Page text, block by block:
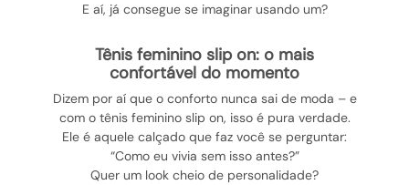
E aí, já consegue se imaginar usando um?
tênis feminino slip on: o mais
confortável do momento
Dizem por aí que o conforto nunca sai de moda – e
com o tênis feminino slip on, isso é pura verdade.
Ele é aquele calçado que faz você se perguntar:
“Como eu vivia sem isso antes?”
Quer um look cheio de personalidade?